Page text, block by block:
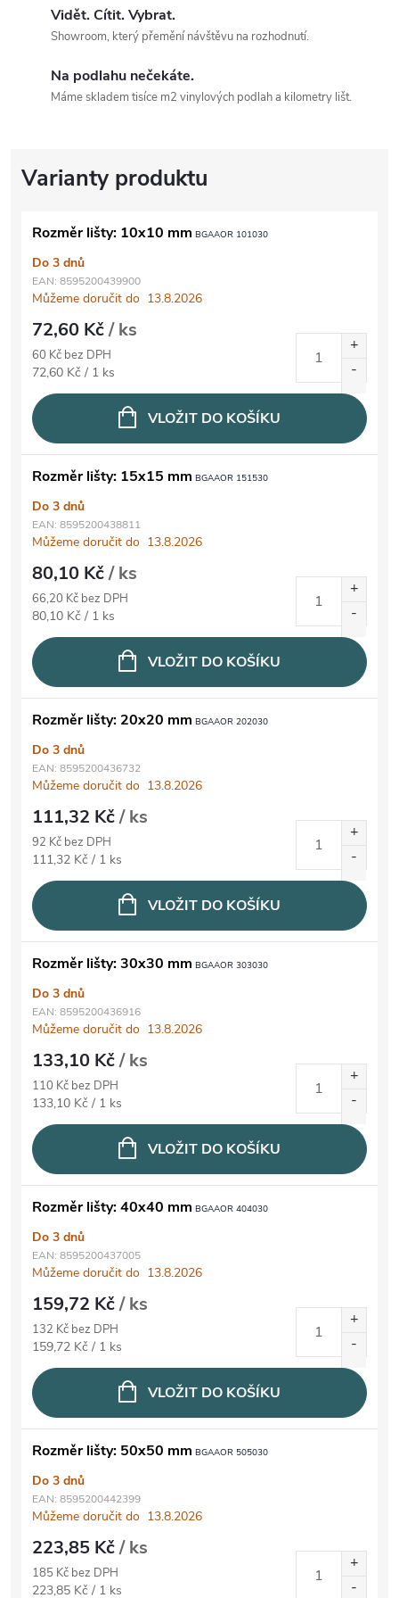
Vidět. Cítit. Vybrat.
Showroom, který přemění návštěvu na rozhodnutí.
Na podlahu nečekáte.
Máme skladem tisíce m2 vinylových podlah a kilometry lišt.
Rozměr lišty: 10x10 mm BGAAOR 101030
Do 3 dnů
EAN: 8595200439900
Můžeme doručit do 13.8.2026
72,60 Kč/ ks
60 Kč bez DPH
Měrná cena:
72,60 Kč / 1 ks
VLOŽIT DO KOŠÍKU
Rozměr lišty: 15x15 mm BGAAOR 151530
Do 3 dnů
EAN: 8595200438811
Můžeme doručit do 13.8.2026
80,10 Kč/ ks
66,20 Kč bez DPH
Měrná cena:
80,10 Kč / 1 ks
VLOŽIT DO KOŠÍKU
Rozměr lišty: 20x20 mm BGAAOR 202030
Do 3 dnů
EAN: 8595200436732
Můžeme doručit do 13.8.2026
111,32 Kč/ ks
92 Kč bez DPH
Měrná cena:
111,32 Kč / 1 ks
VLOŽIT DO KOŠÍKU
Rozměr lišty: 30x30 mm BGAAOR 303030
Do 3 dnů
EAN: 8595200436916
Můžeme doručit do 13.8.2026
133,10 Kč/ ks
110 Kč bez DPH
Měrná cena:
133,10 Kč / 1 ks
VLOŽIT DO KOŠÍKU
Rozměr lišty: 40x40 mm BGAAOR 404030
Do 3 dnů
EAN: 8595200437005
Můžeme doručit do 13.8.2026
159,72 Kč/ ks
132 Kč bez DPH
Měrná cena:
159,72 Kč / 1 ks
VLOŽIT DO KOŠÍKU
Rozměr lišty: 50x50 mm BGAAOR 505030
Do 3 dnů
EAN: 8595200442399
Můžeme doručit do 13.8.2026
223,85 Kč/ ks
185 Kč bez DPH
Měrná cena:
223,85 Kč / 1 ks